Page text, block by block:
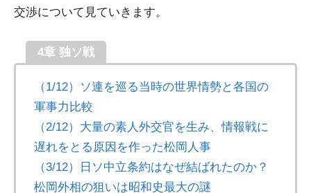
交渉について見ていきます。
4章 独ソ戦
（1/12）ソ連を巡る当時の世界情勢と各国の
軍事力比較
（2/12）大量の素人外交官を生み、情報戦に
遅れをとる原因を作った松岡人事
（3/12）日ソ中立条約はなぜ結ばれたのか？
松岡外相の狙いは昭和史最大の謎